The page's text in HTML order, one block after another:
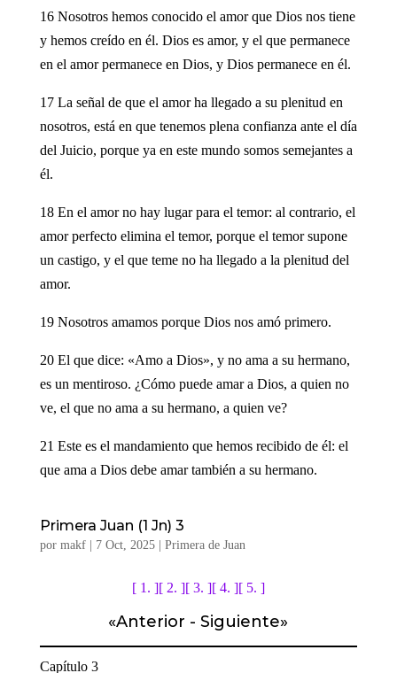
16 Nosotros hemos conocido el amor que Dios nos tiene
y hemos creído en él. Dios es amor, y el que permanece
en el amor permanece en Dios, y Dios permanece en él.
17 La señal de que el amor ha llegado a su plenitud en
nosotros, está en que tenemos plena confianza ante el día
del Juicio, porque ya en este mundo somos semejantes a
él.
18 En el amor no hay lugar para el temor: al contrario, el
amor perfecto elimina el temor, porque el temor supone
un castigo, y el que teme no ha llegado a la plenitud del
amor.
19 Nosotros amamos porque Dios nos amó primero.
20 El que dice: «Amo a Dios», y no ama a su hermano,
es un mentiroso. ¿Cómo puede amar a Dios, a quien no
ve, el que no ama a su hermano, a quien ve?
21 Este es el mandamiento que hemos recibido de él: el
que ama a Dios debe amar también a su hermano.
Primera Juan (1 Jn) 3
por makf| 7 Oct, 2025| Primera de Juan
[ 1. ][ 2. ][ 3. ][ 4. ][ 5. ]
«Anterior -Siguiente»
Capítulo 3